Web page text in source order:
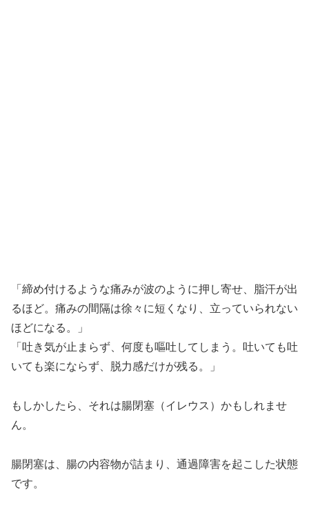
「締め付けるような痛みが波のように押し寄せ、脂汗が出
るほど。痛みの間隔は徐々に短くなり、立っていられない
ほどになる。」
「吐き気が止まらず、何度も嘔吐してしまう。吐いても吐
いても楽にならず、脱力感だけが残る。」
もしかしたら、それは腸閉塞（イレウス）かもしれませ
ん。
腸閉塞は、腸の内容物が詰まり、通過障害を起こした状態
です。